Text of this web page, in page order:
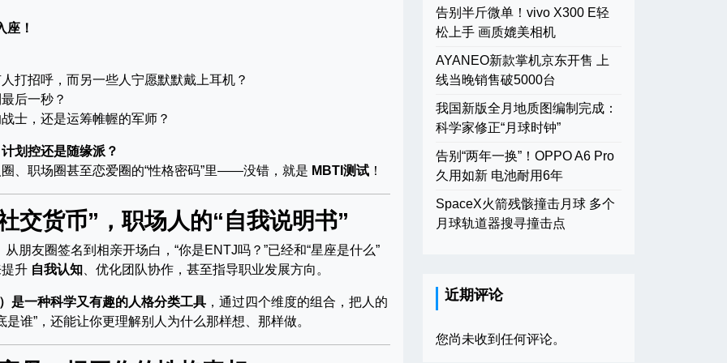
座！
打招呼，而另一些人宁愿默默戴上耳机？
后一秒？
士，还是运筹帷幄的军师？
划控还是随缘派？
、职场圈甚至恋爱圈的“性格密码”里——没错，就是 MBTI测试 ！
交货币”，职场人的“自我说明书”
朋友圈签名到相亲开场白，“你是ENTJ吗？”已经和“星座是什么”
升 自我认知 、优化团队协作，甚至指导职业发展方向。
是一种科学又有趣的人格分类工具 ，通过四个维度的组合，把人的
谁”，还能让你更理解别人为什么那样想、那样做。
告别半斤微单！vivo X300 E轻
松上手 画质媲美相机
AYANEO新款掌机京东开售 上
线当晚销售破5000台
我国新版全月地质图编制完成：
科学家修正“月球时钟”
告别“两年一换”！OPPO A6 Pro
久用如新 电池耐用6年
SpaceX火箭残骸撞击月球 多个
月球轨道器搜寻撞击点
近期评论
您尚未收到任何评论。